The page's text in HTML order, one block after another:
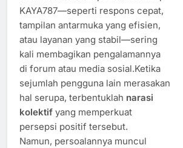
KAYA787—seperti respons cepat,
tampilan antarmuka yang efisien,
atau layanan yang stabil—sering
kali membagikan pengalamannya
di forum atau media sosial.Ketika
sejumlah pengguna lain merasakan
hal serupa, terbentuklah narasi
kolektif yang memperkuat
persepsi positif tersebut.
Namun, persoalannya muncul